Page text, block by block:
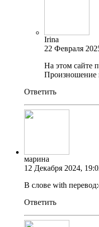
Irina
22 Февраля
На этом сайте
Произношение
Ответить
марина
12 Декабря 2024,
В слове with
Ответить